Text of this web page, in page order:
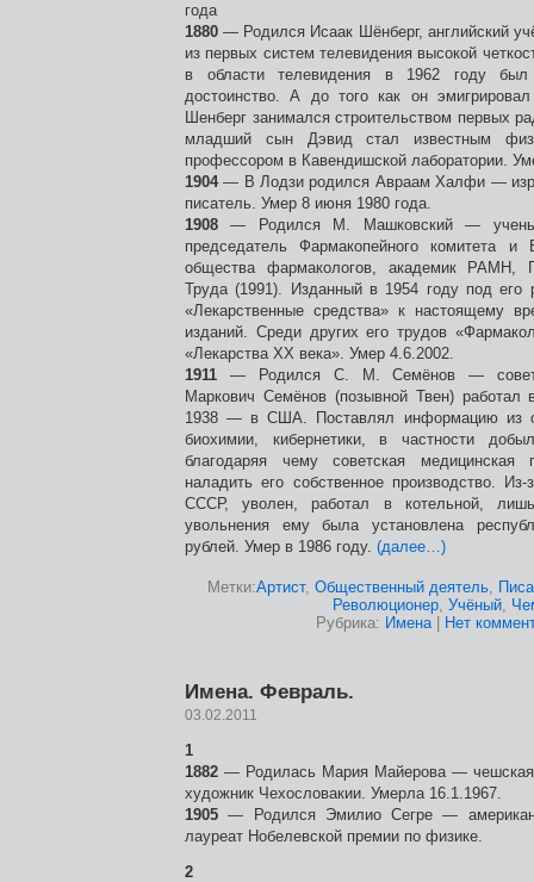
года
1880— Родился Исаак Шёнберг, английский
из первых систем телевидения высокой
в области телевидения в 1962 году был
достоинство. А до того как он
Шенберг занимался строительством первых
младший сын Дэвид стал известным
профессором в Кавендишской лаборатории.
1904— В Лодзи родился Авраам Халфи —
писатель. Умер 8 июня 1980 года.
1908— Родился М. Машковский —
председатель Фармакопейного комитета и
общества фармакологов, академик РАМН,
Труда (1991). Изданный в 1954 году под его
«Лекарственные средства» к настоящему
изданий. Среди других его трудов
«Лекарства XX века». Умер 4.6.2002.
1911 — Родился С. М. Семёнов —
Маркович Семёнов (позывной Твен) работал
1938 — в США. Поставлял информацию из
биохимии, кибернетики, в частности
благодаряя чему советская медицинская
наладить его собственное производство.
СССР, уволен, работал в котельной,
увольнения ему была установлена
рублей. Умер в 1986 году. (далее…)
Метки:Артист, Общественный деятель,
Революционер, Учёный,
Рубрика: Имена| Нет
Имена. Февраль.
03.02.2011
1
1882 — Родилась Мария Майерова — чешская
художник Чехословакии. Умерла 16.1.1967.
1905 — Родился Эмилио Сегре —
лауреат Нобелевской премии по физике.
2